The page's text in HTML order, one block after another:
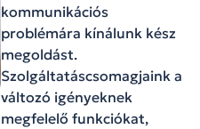
kommunikációs
problémára kínálunk kész
megoldást.
Szolgáltatáscsomagjaink a
változó igényeknek
megfelelő funkciókat,